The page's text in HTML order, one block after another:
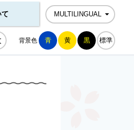
MULTILINGUAL
背景色 青 黄 黒 標準